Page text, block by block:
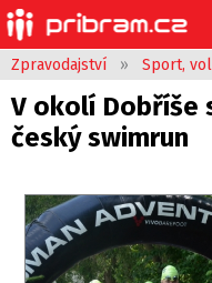
Zpravodajství » Sport,
V okolí Dobříše
český swimrun